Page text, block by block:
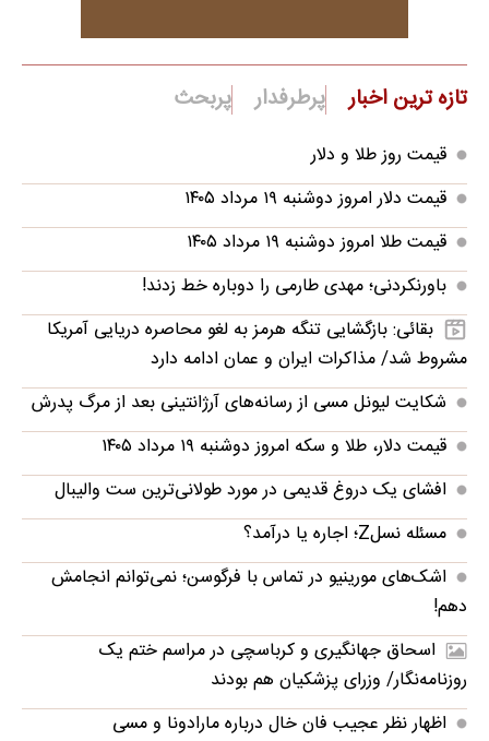
تازه ترین اخبار پرطرفدار پربحث
قیمت روز طلا و دلار
قیمت دلار امروز دوشنبه ۱۹ مرداد ۱۴۰۵
قیمت طلا امروز دوشنبه ۱۹ مرداد ۱۴۰۵
باورنکردنی؛ مهدی طارمی را دوباره خط زدند!
بقائی: بازگشایی تنگه هرمز به لغو محاصره دریایی آمریکا
مشروط شد/ مذاکرات ایران و عمان ادامه دارد
شکایت لیونل مسی از رسانه‌های آرژانتینی بعد از مرگ پدرش
قیمت دلار، طلا و سکه امروز دوشنبه ۱۹ مرداد ۱۴۰۵
افشای یک دروغ قدیمی در مورد طولانی‌ترین ست والیبال
مسئله نسلZ؛ اجاره یا درآمد؟
اشک‌های مورینیو در تماس با فرگوسن؛ نمی‌توانم انجامش
دهم!
اسحاق جهانگیری و کرباسچی در مراسم ختم یک
روزنامه‌نگار/ وزرای پزشکیان هم بودند
اظهار نظر عجیب فان خال درباره مارادونا و مسی